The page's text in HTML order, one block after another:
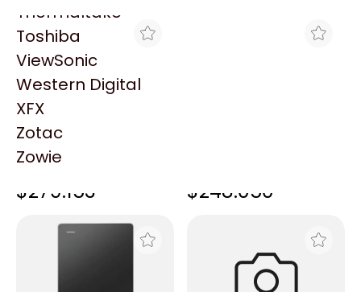
Thermaltake
Toshiba
ViewSonic
Western Digital
XFX
Zotac
Zowie
HD EXTERNO 1TB
$279.153 $248.050